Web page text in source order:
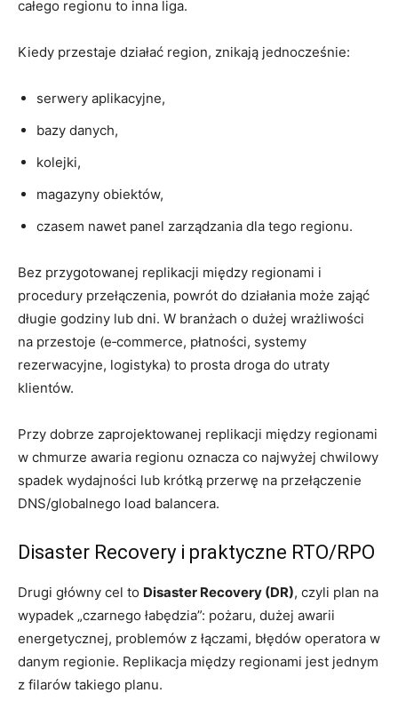
całego regionu to inna liga.
Kiedy przestaje działać region, znikają jednocześnie:
serwery aplikacyjne,
bazy danych,
kolejki,
magazyny obiektów,
czasem nawet panel zarządzania dla tego regionu.
Bez przygotowanej replikacji między regionami i
procedury przełączenia, powrót do działania może zająć
długie godziny lub dni. W branżach o dużej wrażliwości
na przestoje (e‑commerce, płatności, systemy
rezerwacyjne, logistyka) to prosta droga do utraty
klientów.
Przy dobrze zaprojektowanej replikacji między regionami
w chmurze awaria regionu oznacza co najwyżej chwilowy
spadek wydajności lub krótką przerwę na przełączenie
DNS/globalnego load balancera.
Disaster Recovery i praktyczne RTO/RPO
Drugi główny cel to Disaster Recovery (DR), czyli plan na
wypadek „czarnego łabędzia”: pożaru, dużej awarii
energetycznej, problemów z łączami, błędów operatora w
danym regionie. Replikacja między regionami jest jednym
z filarów takiego planu.